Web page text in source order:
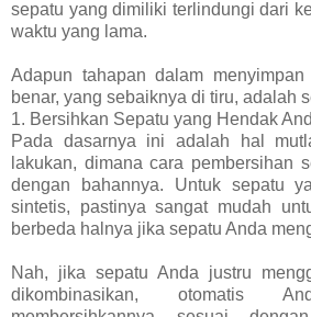
sepatu yang dimiliki terlindungi dari
waktu yang lama.
Adapun tahapan dalam menyimpan
benar, yang sebaiknya di tiru, adalah
1. Bersihkan Sepatu yang Hendak
Pada dasarnya ini adalah hal
lakukan, dimana cara pembersihan
dengan bahannya. Untuk sepatu
sintetis, pastinya sangat mudah
berbeda halnya jika sepatu Anda
Nah, jika sepatu Anda justru
dikombinasikan, otomatis